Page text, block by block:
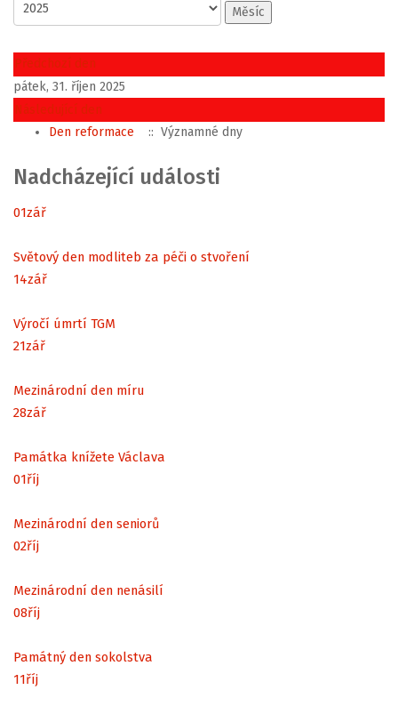
Měsíc
Předchozí den
pátek, 31. říjen 2025
Následující den
Den reformace
:: Významné dny
Nadcházející události
01zář
Světový den modliteb za péči o stvoření
14zář
Výročí úmrtí TGM
21zář
Mezinárodní den míru
28zář
Památka knížete Václava
01říj
Mezinárodní den seniorů
02říj
Mezinárodní den nenásilí
08říj
Památný den sokolstva
11říj